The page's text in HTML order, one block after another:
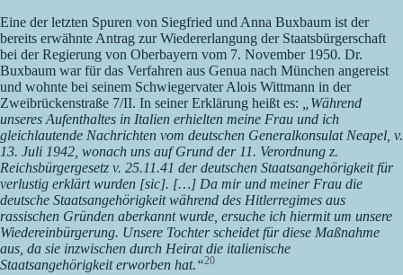
Eine der letzten Spuren von Siegfried und Anna Buxbaum ist der
bereits erwähnte Antrag zur Wiedererlangung der Staatsbürgerschaft
bei der Regierung von Oberbayern vom 7. November 1950. Dr.
Buxbaum war für das Verfahren aus Genua nach München angereist
und wohnte bei seinem Schwiegervater Alois Wittmann in der
Zweibrückenstraße 7/II. In seiner Erklärung heißt es:
„Während
unseres Aufenthaltes in Italien erhielten meine Frau und ich
gleichlautende Nachrichten vom deutschen Generalkonsulat Neapel, v.
13. Juli 1942, wonach uns auf Grund der 11. Verordnung z.
Reichsbürgergesetz v. 25.11.41 der deutschen Staatsangehörigkeit für
verlustig erklärt wurden [sic]. […] Da mir und meiner Frau die
deutsche Staatsangehörigkeit während des Hitlerregimes aus
rassischen Gründen aberkannt wurde, ersuche ich hiermit um unsere
Wiedereinbürgerung. Unsere Tochter scheidet für diese Maßnahme
aus, da sie inzwischen durch Heirat die italienische
Staatsangehörigkeit erworben hat.“20